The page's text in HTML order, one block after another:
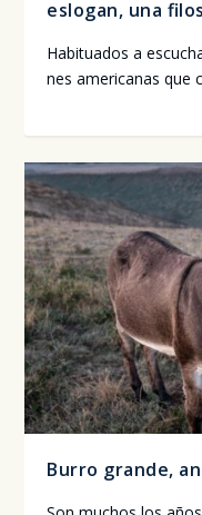
eslogan, una
Habi­tua­dos a
nes ame­ri­ca­nas que
Burro grande,